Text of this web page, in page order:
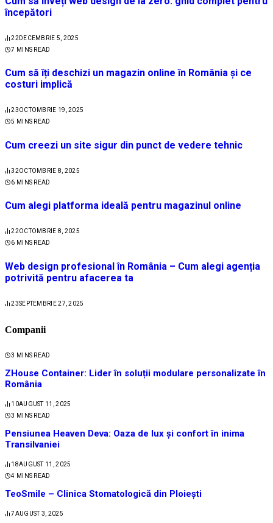
începători
22 DECEMBRIE 5, 2025
7 MINS READ
Cum să îți deschizi un magazin online în România și ce
costuri implică
23OCTOMBRIE 19, 2025
5 MINS READ
Cum creezi un site sigur din punct de vedere tehnic
32OCTOMBRIE 8, 2025
6 MINS READ
Cum alegi platforma ideală pentru magazinul online
22OCTOMBRIE 8, 2025
6 MINS READ
Web design profesional în România – Cum alegi agenția
potrivită pentru afacerea ta
23SEPTEMBRIE 27, 2025
Companii
3 MINS READ
ZHouse Container: Lider în soluții modulare personalizate în
România
10AUGUST 11, 2025
3 MINS READ
Pensiunea Heaven Deva: Oaza de lux și confort în inima
Transilvaniei
18AUGUST 11, 2025
4 MINS READ
TeoSmile – Clinica Stomatologică din Ploiești
7AUGUST 3, 2025